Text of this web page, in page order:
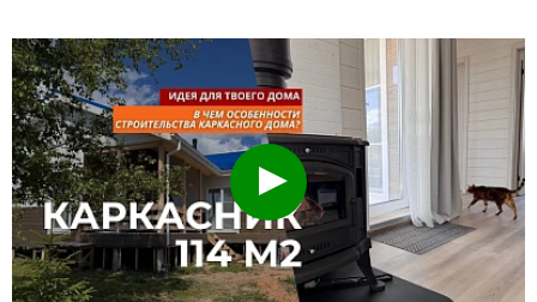
Смотреть